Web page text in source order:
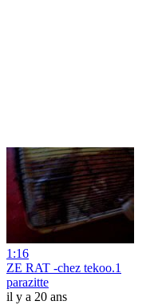
1:16
ZE RAT -chez tekoo.1
parazitte
il y a 20 ans